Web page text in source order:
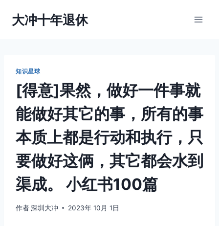
大冲十年退休
知识星球
[得意]果然，做好一件事就
能做好其它的事，所有的事
本质上都是行动和执行，只
要做好这俩，其它都会水到
渠成。 小红书100篇
作者深圳大冲 2023年 10月 1日